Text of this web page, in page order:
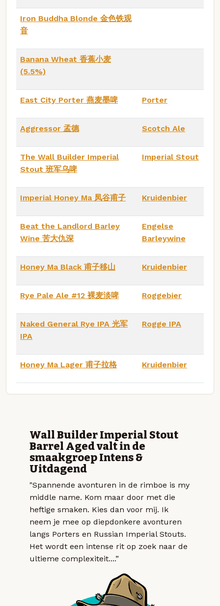
Iron Buddha Blonde 金色铁观
音
Banana Wheat 香蕉小麦
(5.5%)
East City Porter 燕麦墨啤 Porter
Aggressor 孟德 Scotch Ale
The Wall Builder Imperial
Stout 班军乌啤
Imperial Stout
Imperial Honey Ma 凤谷甫子 Kruidenbier
Beat the Landlord Barley
Wine 苦大仇深
Engelse
Barleywine
Honey Ma Black 甫子移山 Kruidenbier
Rye Pale Ale #12 裸麦淡啤 Roggebier
Naked General Rye IPA 光军
IPA
Rogge IPA
Honey Ma Lager 甫子拉格 Kruidenbier
Wall Builder Imperial Stout
Barrel Aged valt in de
smaakgroep Intens &
Uitdagend
"Spannende avonturen in de rimboe is my
middle name. Kom maar door met die
heftige smaken. Kies dan voor mij. Ik
neem je mee op diepdonkere avonturen
langs Porters en Russian Imperial Stouts.
Het wordt een intense rit op zoek naar de
ultieme complexiteit....”